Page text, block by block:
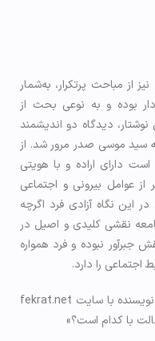
از مباحث پرتکرار، به‌شمار
بوده و به نوعی بحث از
دیدگاه دو اندیشمند
سید موسی صدر مرور شد. از
دارای اراده و با هویتی
عوامل بیرونی و اجتماعی
این نگاه آزادی فرد اگرچه
نقشی کلیدی و اصیل در
جبرآور نبوده و فرد همواره
را دارد.
برای مطالعۀ بیشتر بنگرید به: گفت‌وگوی نویسنده با سایت fekrat.net
با کدام است؟»